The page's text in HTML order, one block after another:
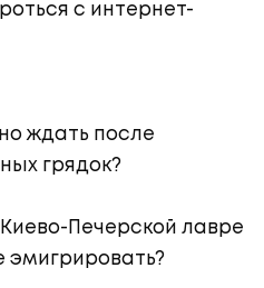
с интернет-
ждать после
грядок?
Печерской лавре
эмигрировать?